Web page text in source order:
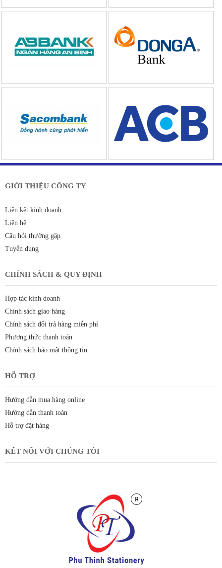
GIỚI THIỆU CÔNG TY
Liên kết kinh doanh
Liên hệ
Câu hỏi thường gặp
Tuyển dụng
CHÍNH SÁCH & QUY ĐỊNH
Hợp tác kinh doanh
Chính sách giao hàng
Chính sách đổi trả hàng miễn phí
Phương thức thanh toán
Chính sách bảo mật thông tin
HỖ TRỢ
Hướng dẫn mua hàng online
Hướng dẫn thanh toán
Hỗ trợ đặt hàng
KẾT NỐI VỚI CHÚNG TÔI